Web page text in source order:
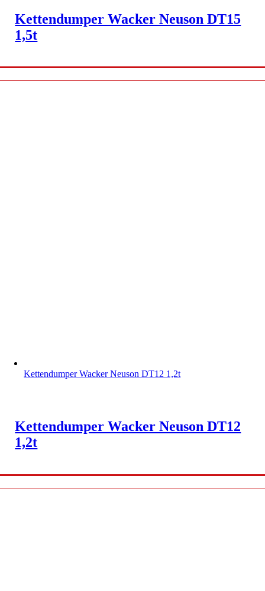
Kettendumper Wacker Neuson DT15
1,5t
Kettendumper Wacker Neuson DT12 1,2t
Kettendumper Wacker Neuson DT12
1,2t